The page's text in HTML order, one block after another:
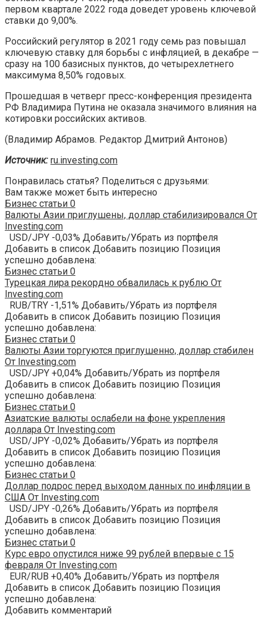
первом квартале 2022 года доведет уровень ключевой
ставки до 9,00%.
Российский регулятор в 2021 году семь раз повышал
ключевую ставку для борьбы с инфляцией, в декабре —
сразу на 100 базисных пунктов, до четырехлетнего
максимума 8,50% годовых.
Прошедшая в четверг пресс-конференция президента
РФ Владимира Путина не оказала значимого влияния на
котировки российских активов.
(Владимир Абрамов. Редактор Дмитрий Антонов)
Источник: ru.investing.com
Понравилась статья? Поделиться с друзьями:
Вам также может быть интересно
Бизнес статьи 0
Валюты Азии приглушены, доллар стабилизировался От
Investing.com
USD/JPY -0,03% Добавить/Убрать из портфеля
Добавить в список Добавить позицию Позиция
успешно добавлена:
Бизнес статьи 0
Турецкая лира рекордно обвалилась к рублю От
Investing.com
RUB/TRY -1,51% Добавить/Убрать из портфеля
Добавить в список Добавить позицию Позиция
успешно добавлена:
Бизнес статьи 0
Валюты Азии торгуются приглушенно, доллар стабилен
От Investing.com
USD/JPY +0,04% Добавить/Убрать из портфеля
Добавить в список Добавить позицию Позиция
успешно добавлена:
Бизнес статьи 0
Азиатские валюты ослабели на фоне укрепления
доллара От Investing.com
USD/JPY -0,02% Добавить/Убрать из портфеля
Добавить в список Добавить позицию Позиция
успешно добавлена:
Бизнес статьи 0
Доллар подрос перед выходом данных по инфляции в
США От Investing.com
USD/JPY -0,26% Добавить/Убрать из портфеля
Добавить в список Добавить позицию Позиция
успешно добавлена:
Бизнес статьи 0
Курс евро опустился ниже 99 рублей впервые с 15
февраля От Investing.com
EUR/RUB +0,40% Добавить/Убрать из портфеля
Добавить в список Добавить позицию Позиция
успешно добавлена:
Добавить комментарий